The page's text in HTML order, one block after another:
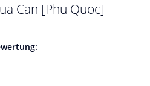
Can [Phu Quoc]